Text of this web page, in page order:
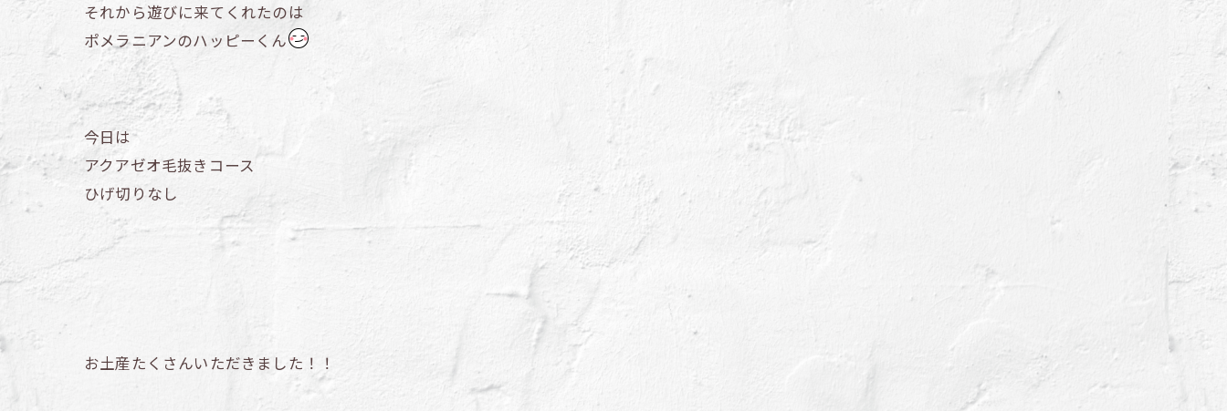
それから遊びに来てくれたのは
ポメラニアンのハッピーくん
今日は
アクアゼオ毛抜きコース
ひげ切りなし
お土産たくさんいただきました！！